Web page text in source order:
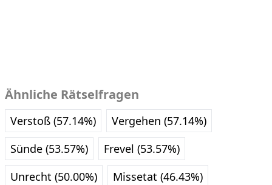
Ähnliche Rätselfragen
Verstoß (57.14%)
Vergehen (57.14%)
Sünde (53.57%)
Frevel (53.57%)
Unrecht (50.00%)
Missetat (46.43%)